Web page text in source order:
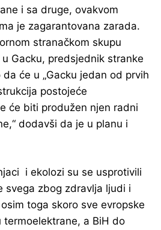
i sa druge, ovakvom
je zagarantovana zarada.
stranačkom skupu
Gacku, predsjednik stranke
će u „Gacku jedan od prvih
postojeće
će biti produžen njen radni
dodavši da je u planu i
i ekolozi su se usprotivili
svega zbog zdravlja ljudi i
toga skoro sve evropske
a BiH do